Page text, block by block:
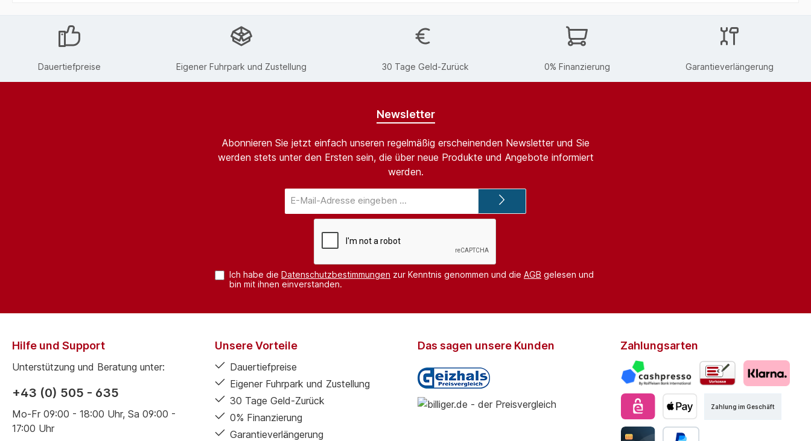
Dauertiefpreise Eigener Fuhrpark und Zustellung 30 Tage Geld-Zurück 0% Finanzierung Garantieverlängerung
Newsletter
Abonnieren Sie jetzt einfach unseren regelmäßig erscheinenden Newsletter und Sie
werden stets unter den Ersten sein, die über neue Produkte und Angebote informiert
werden.
Mail-
Adresse*
Ich habe die Datenschutzbestimmungen zur Kenntnis genommen und die AGB gelesen und
bin mit ihnen einverstanden.
Hilfe und Support
Unterstützung und Beratung unter:
+43 (0) 505 - 635
Mo-Fr 09:00 - 18:00 Uhr, Sa 09:00 -
17:00 Uhr
Unsere Vorteile
Dauertiefpreise
Eigener Fuhrpark und Zustellung
30 Tage Geld-Zurück
0% Finanzierung
Garantieverlängerung
Das sagen unsere Kunden Zahlungsarten
Zahlung im Geschäft